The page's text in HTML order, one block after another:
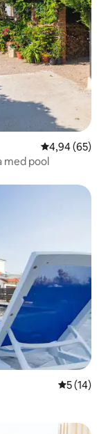
4,94 av 5 i
4,94 (65)
med pool
5 av 5 i
5 (14)